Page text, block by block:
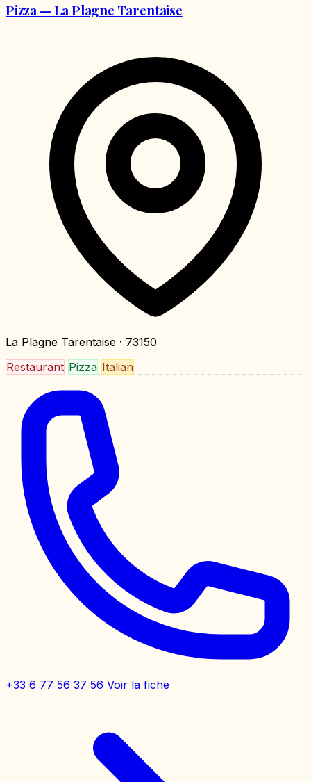
Pizza — La Plagne Tarentaise
La Plagne Tarentaise · 73150
Restaurant Pizza Italian
+33 6 77 56 37 56 Voir la fiche